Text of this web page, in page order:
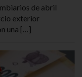
de abril
exterior
una […]